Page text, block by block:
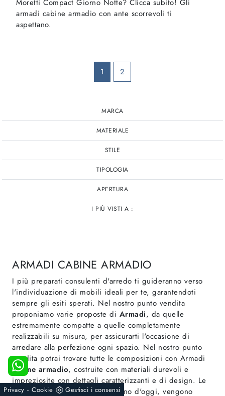
MARCA
MATERIALE
STILE
TIPOLOGIA
APERTURA
I PIÙ VISTI A :
Moretti Compact Giorno Notte? Clicca subito! Gli
armadi cabine armadio con ante scorrevoli ti
aspettano.
1 2
ARMADI CABINE ARMADIO
I più preparati consulenti d'arredo ti guideranno verso
l'individuazione di mobili ideali per te, garantendoti
sempre gli esiti sperati. Nel nostro punto vendita
proponiamo varie proposte di Armadi, da quelle
estremamente compatte a quelle completamente
realizzabili su misura, per assicurarti l'occasione di
arredare alla perfezione ogni spazio. Nel nostro punto
vendita potrai trovare tutte le composizioni con Armadi
cabine armadio, costruite con materiali durevoli e
impreziosite con dettagli caratterizzanti e di design. Le
strutture di ogni genere, al giorno d'oggi, vengono
Privacy - Cookie Gestisci i consensi